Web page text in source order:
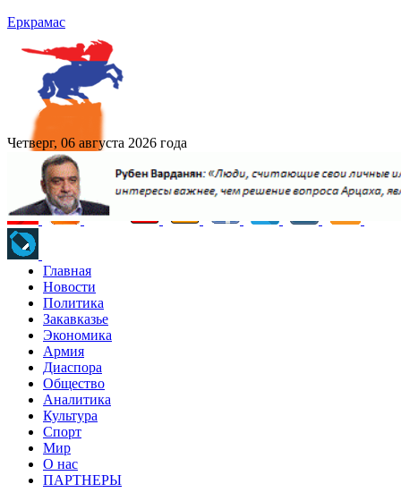
Еркрамас
Четверг, 06 августа 2026 года
Главная
Новости
Политика
Закавказье
Экономика
Армия
Диаспора
Общество
Аналитика
Культура
Спорт
Мир
О нас
ПАРТНЕРЫ